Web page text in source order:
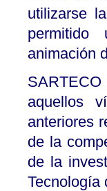
utilizarse
permitido
animación
aquellos
anteriores
de la
de la
Tecnología